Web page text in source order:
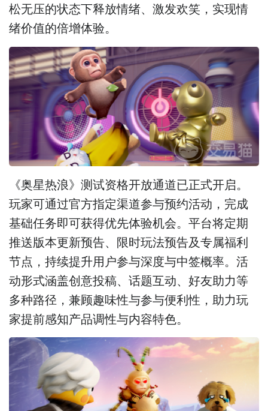
松无压的状态下释放情绪、激发欢笑，实现情
绪价值的倍增体验。
《奥星热浪》测试资格开放通道已正式开启。
玩家可通过官方指定渠道参与预约活动，完成
基础任务即可获得优先体验机会。平台将定期
推送版本更新预告、限时玩法预告及专属福利
节点，持续提升用户参与深度与中签概率。活
动形式涵盖创意投稿、话题互动、好友助力等
多种路径，兼顾趣味性与参与便利性，助力玩
家提前感知产品调性与内容特色。